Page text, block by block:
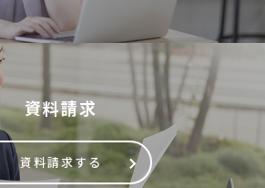
資料請求
資料請求する